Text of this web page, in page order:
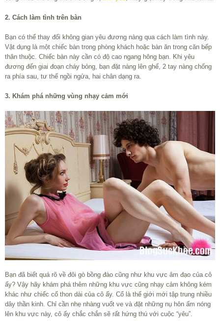
2. Cách làm tình trên bàn
Bạn có thể thay đổi không gian yêu đương nàng qua cách làm tình này.
Vật dụng là một chiếc bàn trong phòng khách hoặc bàn ăn trong căn bếp
thân thuộc. Chiếc bàn này cần có độ cao ngang hông bạn. Khi yêu
đương đến giai đoạn cháy bỏng, bạn đặt nàng lên ghế, 2 tay nàng chống
ra phía sau, tư thế ngồi ngửa, hai chân dạng ra.
3. Khám phá những vùng nhạy cảm mới
Bạn đã biết quá rõ về đôi gò bồng đào cũng như khu vực âm đạo của cô
ấy? Vậy hãy khám phá thêm những khu vực cũng nhạy cảm không kém
khác như chiếc cổ thon dài của cô ấy. Cổ là thế giới mới tập trung nhiều
dây thần kinh. Chỉ cần nhẹ nhàng vuốt ve và đặt những nụ hôn ấm nóng
lên khu vực này, cô ấy chắc chắn sẽ rất hứng thú với cuộc “yêu”.